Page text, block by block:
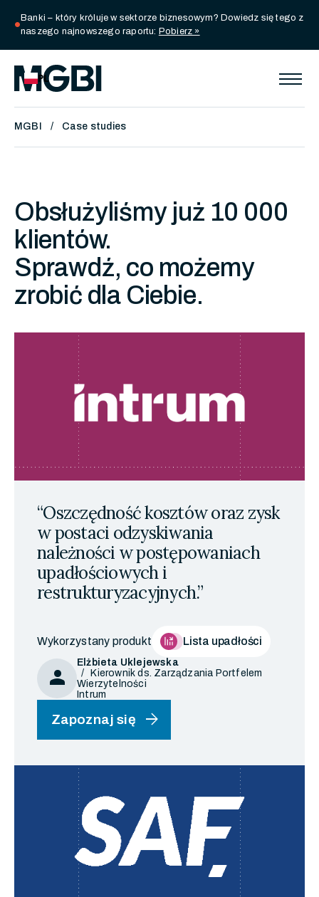
circle
Banki – który króluje w sektorze biznesowym? Dowiedz się tego z
naszego najnowszego raportu: Pobierz »
PL
MGBI Case studies
Obsłużyliśmy już 10 000
klientów.
Sprawdź, co możemy
zrobić dla Ciebie.
“Oszczędność kosztów oraz zysk
w postaci odzyskiwania
należności w postępowaniach
upadłościowych i
restrukturyzacyjnych.”
Wykorzystany produkt Lista upadłości
person
Elżbieta Uklejewska
Kierownik ds. Zarządzania Portfelem
Wierzytelności
Intrum
Zapoznaj się arrow_forward